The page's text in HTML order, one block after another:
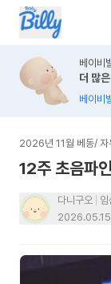
베이비
더 많
베이비
2026년 11월 베동/ 자
12주 초음파
다니구오
2026.05.15